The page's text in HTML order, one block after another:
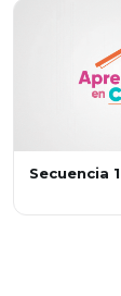
Secuencia 1